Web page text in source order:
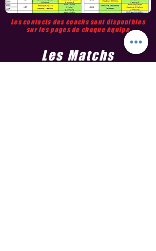
Les contacts des coachs sont disponibles
sur les pages de chaque équipe
Les Matchs